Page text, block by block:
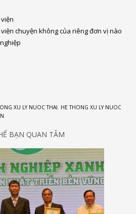
chuyện không của riêng đơn vị nào
XU LY NUOC THAI, HE THONG XU LY NUOC
BẠN QUAN TÂM